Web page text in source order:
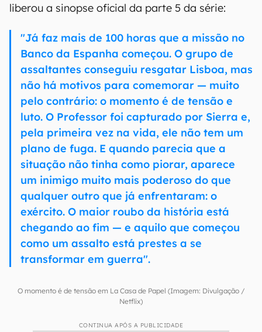
liberou a sinopse oficial da parte 5 da série:
"Já faz mais de 100 horas que a missão no
Banco da Espanha começou. O grupo de
assaltantes conseguiu resgatar Lisboa, mas
não há motivos para comemorar — muito
pelo contrário: o momento é de tensão e
luto. O Professor foi capturado por Sierra e,
pela primeira vez na vida, ele não tem um
plano de fuga. E quando parecia que a
situação não tinha como piorar, aparece
um inimigo muito mais poderoso do que
qualquer outro que já enfrentaram: o
exército. O maior roubo da história está
chegando ao fim — e aquilo que começou
como um assalto está prestes a se
transformar em guerra".
O momento é de tensão em La Casa de Papel (Imagem: Divulgação /
Netflix)
CONTINUA APÓS A PUBLICIDADE